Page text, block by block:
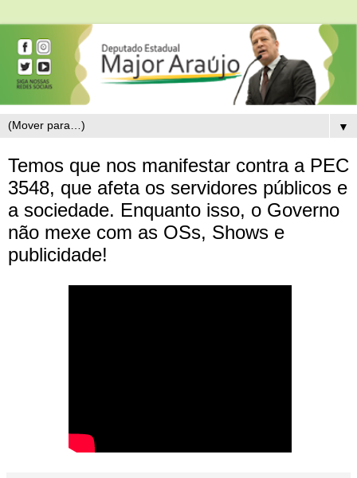
▼
Temos que nos manifestar contra a PEC
3548, que afeta os servidores públicos e
a sociedade. Enquanto isso, o Governo
não mexe com as OSs, Shows e
publicidade!